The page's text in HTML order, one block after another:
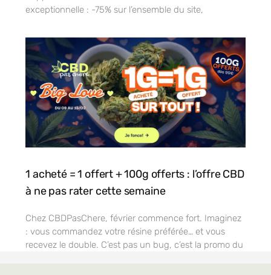
exceptionnelle : -75% sur l’ensemble du site,
1 acheté = 1 offert + 100g offerts : l’offre CBD
à ne pas rater cette semaine
Chez CBDPasChere, février commence fort. Imaginez
: vous commandez votre résine préférée… et vous
recevez le double. C’est pas un bug, c’est la promo du